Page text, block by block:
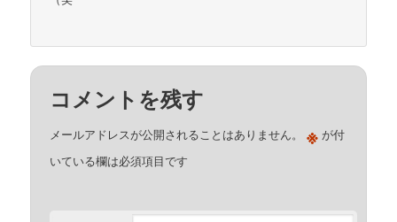
コメントを残す
メールアドレスが公開されることはありません。 ※ が付
いている欄は必須項目です